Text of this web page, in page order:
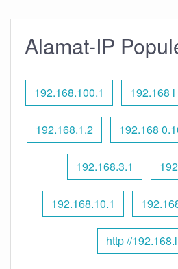
Alamat-IP
192.168.100.1 192.168 l
192.168.1.2 192.168
192.168.3.1
192.168.10.1
http //